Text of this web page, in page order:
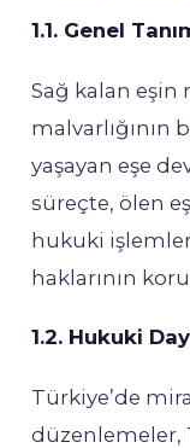
1.1. Genel
Sağ kalan eşin
malvarlığının
yaşayan eşe
süreçte, ölen
hukuki işlemler
haklarının
1.2. Hukuki
Türkiye’de
düzenlemeler,